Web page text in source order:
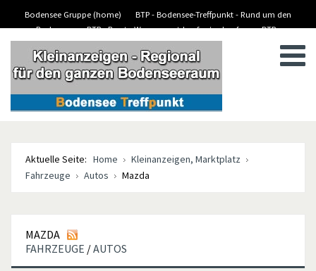
Bodensee Gruppe (home)
BTP - Bodensee-Treffpunkt - Rund um den
Bodensee
BTP - Boote-Wassersport-kaufen/verkaufen
BTP -
BTP - Kleinanzeigen
Aktuelle Seite: Home
Kleinanzeigen, Marktplatz
Fahrzeuge
Autos Mazda
MAZDA
FAHRZEUGE /AUTOS